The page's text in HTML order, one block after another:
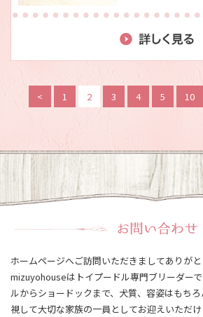
< 1 2 3 4 5 10
ホームページへご訪問いただきましてありがと
mizuyohouseはトイプードル専門ブリーダー
ルからショードックまで、犬質、容姿はもち
視して大切な家族の一員としてお迎えいただ